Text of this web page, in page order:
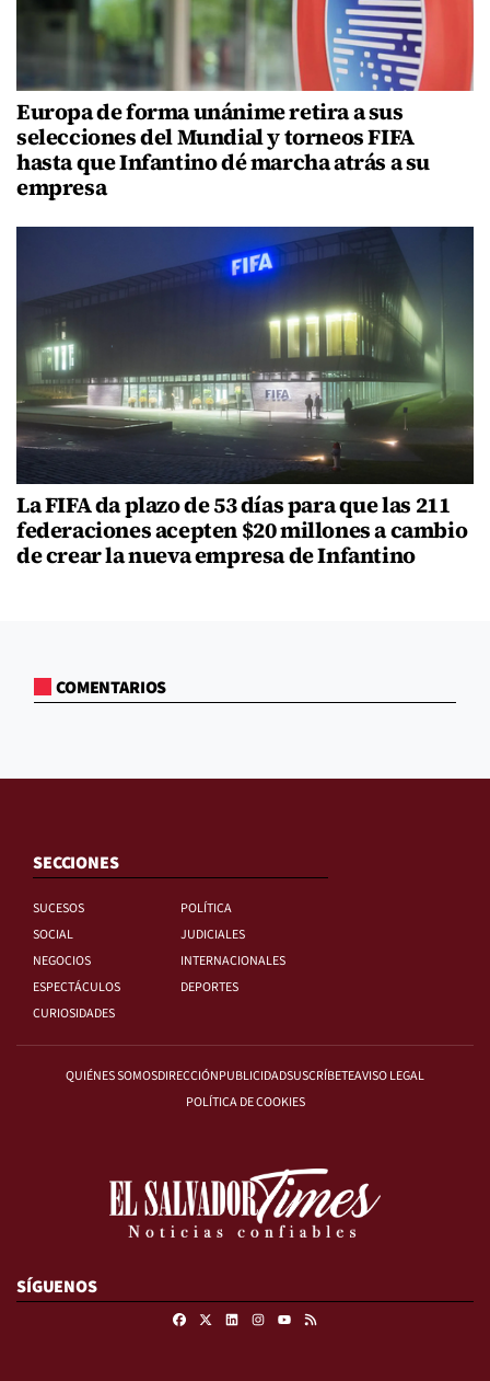
Europa de forma unánime retira a sus
selecciones del Mundial y torneos FIFA
hasta que Infantino dé marcha atrás a su
empresa
La FIFA da plazo de 53 días para que las 211
federaciones acepten $20 millones a cambio
de crear la nueva empresa de Infantino
COMENTARIOS
SECCIONES
SUCESOS
POLÍTICA
SOCIAL
JUDICIALES
NEGOCIOS
INTERNACIONALES
ESPECTÁCULOS
DEPORTES
CURIOSIDADES
QUIÉNES SOMOSDIRECCIÓNPUBLICIDADSUSCRÍBETEAVISO LEGAL
POLÍTICA DE COOKIES
SÍGUENOS
FacebookLinkedinInstagram